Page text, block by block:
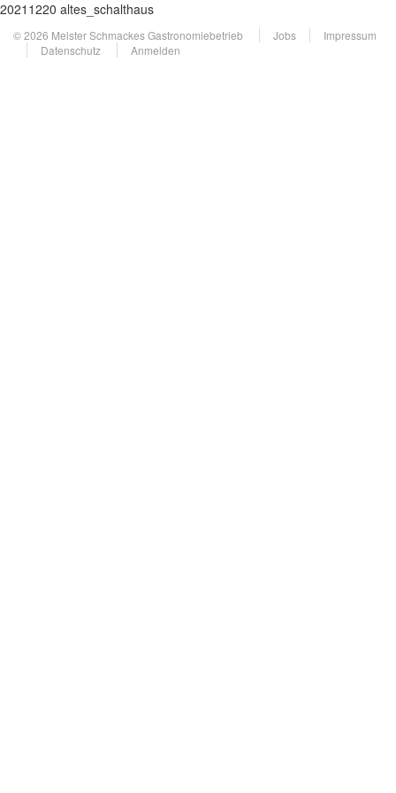
20211220 altes_schalthaus
© 2026 Meister Schmackes Gastronomiebetrieb Jobs
Impressum
Datenschutz
Anmelden